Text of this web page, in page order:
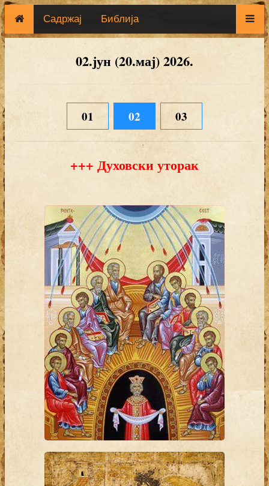
Садржај Библија
02.јун (20.мај) 2026.
01 02 03
+++ Духовски уторак